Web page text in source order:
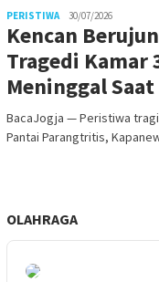
PERISTIWA 30/07/2026
Kencan
Tragedi Kamar
Meninggal
BacaJogja — Peristiwa
Pantai Parangtritis,
OLAHRAGA